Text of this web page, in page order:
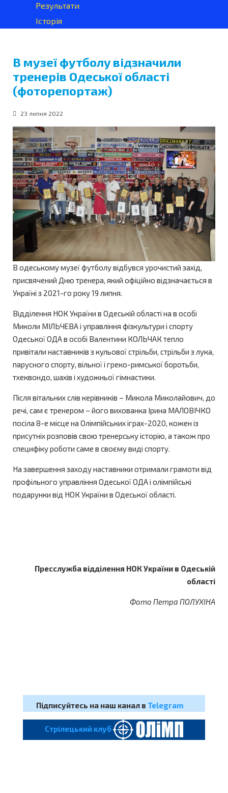
Результати
Історія
В музеї футболy відзначили
тренерів Одеської області
(фоторепортаж)
23 липня 2022
В одеському музеї футболy відбувся урочистий захід,
присвячений Дню тренера, який офіційно відзначається в
Україні з 2021-го року 19 липня.
Відділення НОК України в Одеській області на в особі
Миколи МІЛЬЧЕВА і управління фізкультури і спорту
Одеської ОДА в особі Валентини КОЛЬЧАК тепло
привітали наставників з кульової стрільби, стрільби з лука,
парусного спорту, вільної і греко-римської боротьби,
тхеквондо, шахів і художньої гімнастики.
Після вітальних слів керівників – Микола Миколайович, до
речі, сам є тренером – його вихованка Ірина МАЛОВІЧКО
посіла 8-е місце на Олімпійських іграх-2020, кожен із
присутніх розповів свою тренерську історію, а також про
специфіку роботи саме в своєму виді спорту.
На завершення заходу наставники отримали грамоти від
профільного управління Одеської ОДА і олімпійські
подарунки від НОК України в Одеської області.
Пресслужба відділення НОК України в Одеській
області
Фото Петра ПОЛУХІНА
Підписуйтесь на наш канал в Telegram
Cтрілецький клуб